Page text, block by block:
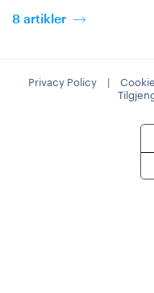
8 artikler
Privacy Policy |